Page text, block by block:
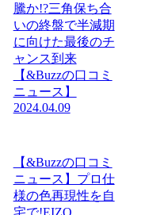
騰か!?三角保ち合
いの終盤で半減期
に向けた最後のチ
ャンス到来
【&Buzzの口コミ
ニュース】
2024.04.09
【&Buzzの口コミ
ニュース】プロ仕
様の色再現性を自